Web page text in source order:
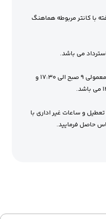
با کانتر مربوطه هماهنگ
می باشد.
ساعت کاری آژانس ایام معمولی 9 صبح الی 17:30 و
و ساعات غیر اداری با